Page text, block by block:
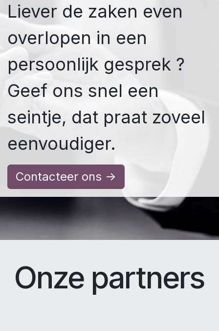
Liever de zaken even
overlopen in een
persoonlijk gesprek ?
Geef ons snel een
seintje, dat praat zoveel
eenvoudiger.
Contacteer ons ->
Onze partners